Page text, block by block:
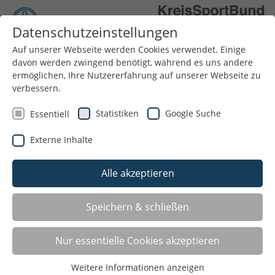
Menü
INTERNATIONALE
JUGENDARBEIT
Internationale Jugendarbeit ist ein wichtiger
Bestandteil der Kinder- und Jugendhilfe. Mit der
Datenschutzeinstellungen
Auf unserer Webseite werden Cookies verwendet. Einige
davon werden zwingend benötigt, während es uns andere
ermöglichen, Ihre Nutzererfahrung auf unserer Webseite zu
verbessern.
Essentiell Statistiken Google Suche
Externe Inhalte
Alle akzeptieren
Speichern & schließen
Nur essentielle Cookies akzeptieren
Weitere Informationen anzeigen